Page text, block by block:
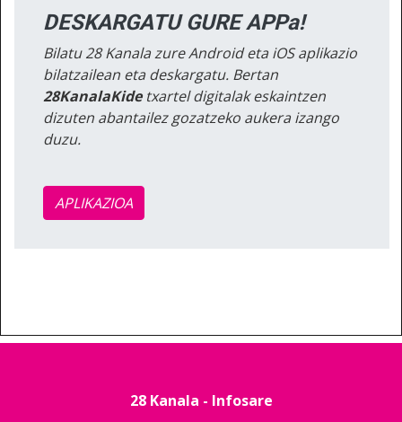
DESKARGATU GURE APPa!
Bilatu 28 Kanala zure Android eta iOS aplikazio
bilatzailean eta deskargatu. Bertan
28KanalaKidetxartel digitalak eskaintzen
dizuten abantailez gozatzeko aukera izango
duzu.
APLIKAZIOA
28 Kanala - Infosare